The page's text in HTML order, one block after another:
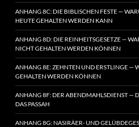
ANHANG 8C: DIE BIBLISCHEN FESTE —
HEUTE GEHALTEN WERDEN KANN
ANHANG 8D: DIE REINHEITSGESETZE —
NICHT GEHALTEN WERDEN KÖNNEN
ANHANG 8E: ZEHNTEN UND ERSTLINGE —
GEHALTEN WERDEN KÖNNEN
ANHANG 8F: DER ABENDMAHLSDIENST —
DAS PASSAH
ANHANG 8G: NASIRÄER- UND